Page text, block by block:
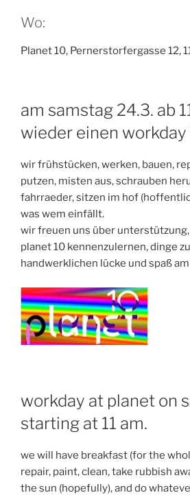
Wo:
Planet 10, Pernerstorfergasse 12,
am samstag 24.3. ab
wieder einen
wir frühstücken, werken, bauen,
putzen, misten aus, schrauben
fahrraeder, sitzen im hof
was wem einfällt.
wir freuen uns über
planet 10 kennenzulernen, dinge
handwerklichen lücke und spaß
workday at planet on
starting at 11 am.
we will have breakfast (for the
repair, paint, clean, take rubbish
the sun (hopefully), and do